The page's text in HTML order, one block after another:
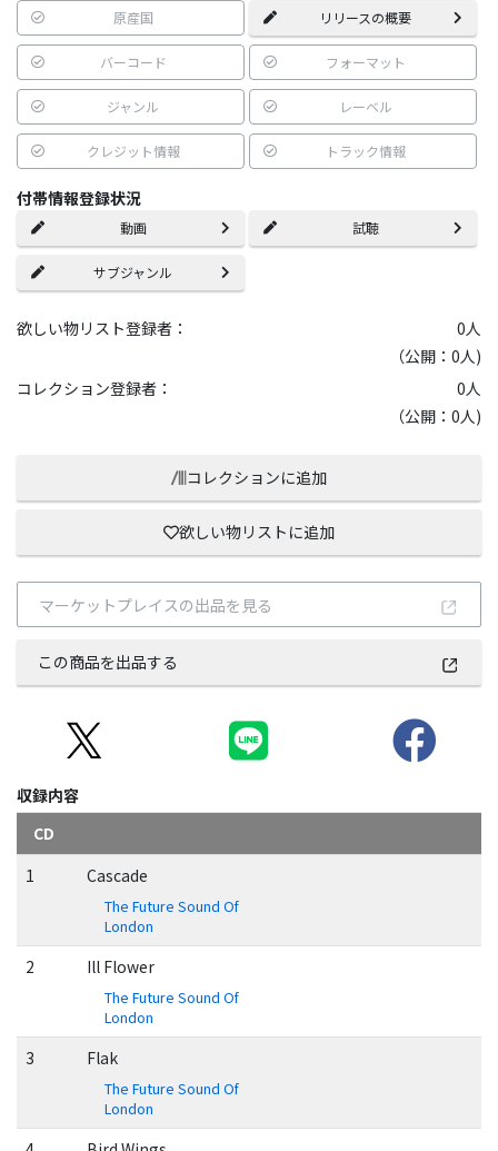
原産国 リリースの概要
バーコード フォーマット
ジャンル レーベル
クレジット情報 トラック情報
付帯情報登録状況
動画 試聴
サブジャンル
欲しい物リスト登録者： 0人
（公開：0人)
コレクション登録者：
0人
（公開：0人)
コレクションに追加
欲しい物リストに追加
マーケットプレイスの出品を見る
この商品を出品する
収録内容
CD
1
Cascade
The Future Sound Of
London
2 Ill Flower
The Future Sound Of
London
3 Flak
The Future Sound Of
London